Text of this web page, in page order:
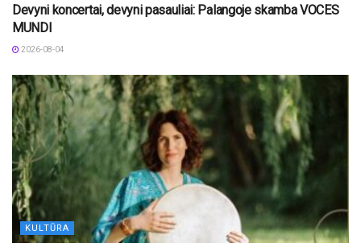
Devyni koncertai, devyni pasauliai: Palangoje skamba VOCES
MUNDI
2026-08-04
KULTŪRA